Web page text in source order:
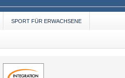
SPORT FÜR ERWACHSENE